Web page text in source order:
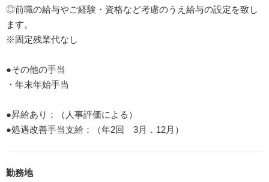
◎前職の給与やご経験・資格など考慮のうえ給与の設定を致し
ます。
※固定残業代なし
●その他の手当
・年末年始手当
●昇給あり：（人事評価による）
●処遇改善手当支給：（年2回 3月．12月）
勤務地